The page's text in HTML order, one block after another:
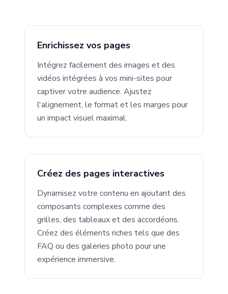
Enrichissez vos pages
Intégrez facilement des images et des
vidéos intégrées à vos mini-sites pour
captiver votre audience. Ajustez
l'alignement, le format et les marges pour
un impact visuel maximal.
Créez des pages interactives
Dynamisez votre contenu en ajoutant des
composants complexes comme des
grilles, des tableaux et des accordéons.
Créez des éléments riches tels que des
FAQ ou des galeries photo pour une
expérience immersive.